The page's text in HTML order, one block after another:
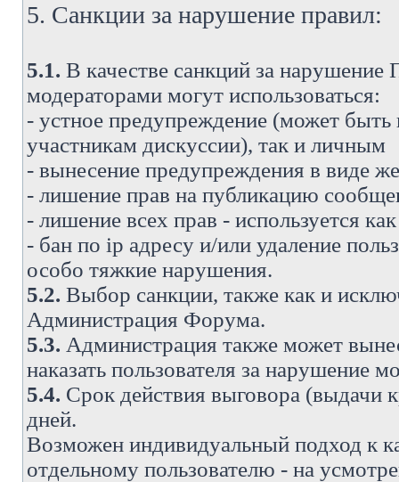
5. Санкции за нарушение правил:
5.1. В качестве санкций за
модераторами могут использоваться:
- устное предупреждение (может
участникам дискуссии), так и личным
- вынесение предупреждения в виде
- лишение прав на публикацию
- лишение всех прав - используется
- бан по ip адресу и/или удаление
особо тяжкие нарушения.
5.2. Выбор санкции, также как и
Администрация Форума.
5.3. Администрация также может
наказать пользователя за
5.4. Срок действия выговора (выдачи
дней.
Возможен индивидуальный подход к
отдельному пользователю - на